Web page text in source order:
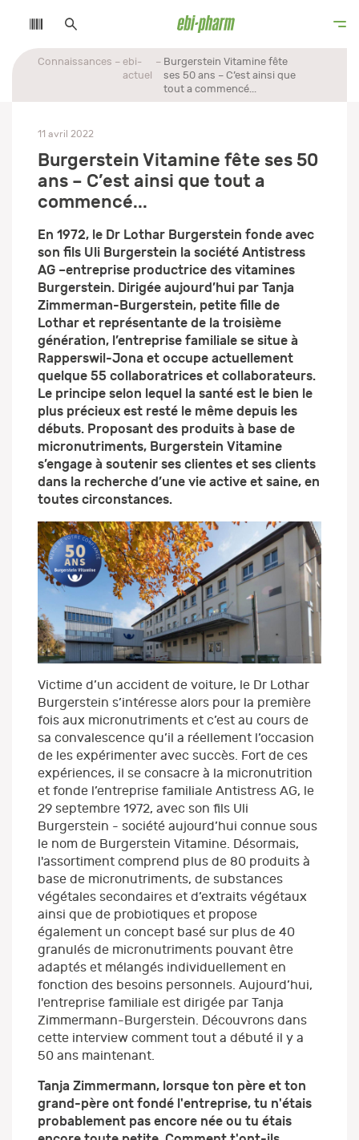
Connaissances
ebi-
actuel
Burgerstein Vitamine fête
ses 50 ans – C’est ainsi que
tout a commencé...
11 avril 2022
Burgerstein Vitamine fête ses 50
ans – C’est ainsi que tout a
commencé...
En 1972, le Dr Lothar Burgerstein fonde avec
son fils Uli Burgerstein la société Antistress
AG –entreprise productrice des vitamines
Burgerstein. Dirigée aujourd’hui par Tanja
Zimmerman-Burgerstein, petite fille de
Lothar et représentante de la troisième
génération, l’entreprise familiale se situe à
Rapperswil-Jona et occupe actuellement
quelque 55 collaboratrices et collaborateurs.
Le principe selon lequel la santé est le bien le
plus précieux est resté le même depuis les
débuts. Proposant des produits à base de
micronutriments, Burgerstein Vitamine
s’engage à soutenir ses clientes et ses clients
dans la recherche d’une vie active et saine, en
toutes circonstances.
Victime d’un accident de voiture, le Dr Lothar
Burgerstein s’intéresse alors pour la première
fois aux micronutriments et c’est au cours de
sa convalescence qu’il a réellement l’occasion
de les expérimenter avec succès. Fort de ces
expériences, il se consacre à la micronutrition
et fonde l’entreprise familiale Antistress AG, le
29 septembre 1972, avec son fils Uli
Burgerstein - société aujourd’hui connue sous
le nom de Burgerstein Vitamine. Désormais,
l'assortiment comprend plus de 80 produits à
base de micronutriments, de substances
végétales secondaires et d’extraits végétaux
ainsi que de probiotiques et propose
également un concept basé sur plus de 40
granulés de micronutriments pouvant être
adaptés et mélangés individuellement en
fonction des besoins personnels. Aujourd’hui,
l'entreprise familiale est dirigée par Tanja
Zimmermann-Burgerstein. Découvrons dans
cette interview comment tout a débuté il y a
50 ans maintenant.
Tanja Zimmermann, lorsque ton père et ton
grand-père ont fondé l'entreprise, tu n'étais
probablement pas encore née ou tu étais